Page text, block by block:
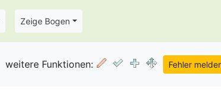
Zeige Bogen
weitere Funktionen: